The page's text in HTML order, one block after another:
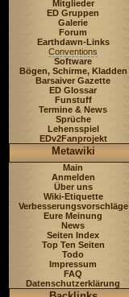
Mitglieder
ED Gruppen
Galerie
Forum
Earthdawn-Links
Conventions
Software
Bögen, Schirme, Kladden
Barsaiver Gazette
ED Glossar
Funstuff
Termine & News
Sprüche
Lehensspiel
EDv2Fanprojekt
Metawiki
Main
Anmelden
Über uns
Wiki-Etiquette
Verbesserungsvorschläge
Eure Meinung
News
Seiten Index
Top Ten Seiten
Todo
Impressum
FAQ
Datenschutzerklärung